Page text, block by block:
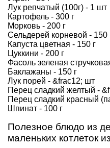
Лук репчатый (100г) - 1 шт
Картофель - 300 г
Морковь - 200 г
Сельдерей корневой - 150
Капуста цветная - 150 г
Цуккини - 200 г
Фасоль зеленая
Баклажаны - 150 г
Лук порей - &frac12; шт
Перец сладкий желтый -
Перец сладкий красный
Шпинат - 100 г
Полезное блюдо из
маленьких котлеток